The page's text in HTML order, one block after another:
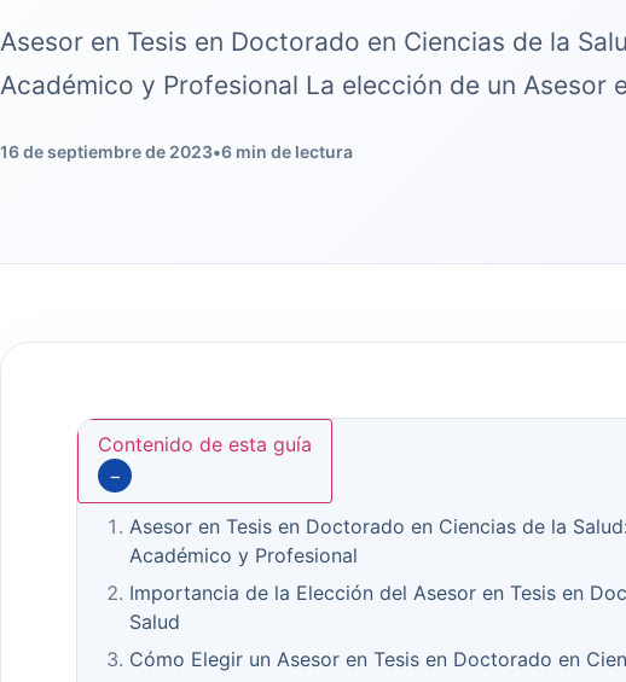
Asesor en Tesis en Doctorado en Ciencias de la
Académico y Profesional La elección de un Asesor
16 de septiembre de 2023•6 min de lectura
Contenido de esta guía
−
Asesor en Tesis en Doctorado en Ciencias de la
Académico y Profesional
Importancia de la Elección del Asesor en Tesis en
Salud
Cómo Elegir un Asesor en Tesis en Doctorado en